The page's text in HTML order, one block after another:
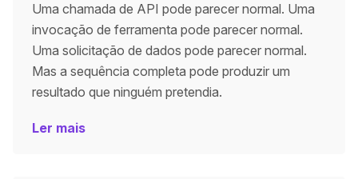
Uma chamada de API pode parecer normal. Uma
invocação de ferramenta pode parecer normal.
Uma solicitação de dados pode parecer normal.
Mas a sequência completa pode produzir um
resultado que ninguém pretendia.
Ler mais